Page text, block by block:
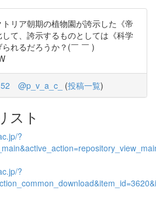
トリア朝期の植物園が誇示した《帝
て、誇示するものとしては《科学
れるだろうか？(￣ ￣ )
@p_v_a_c_ (投稿一覧)
スト
?
?